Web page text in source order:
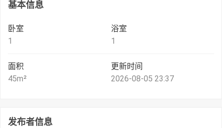
基本信息
卧室
1
浴室
1
面积
45m²
更新时间
2026-08-05 23:37
发布者信息